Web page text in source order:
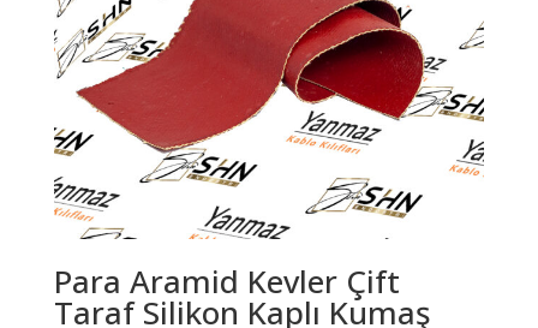
Para Aramid Kevler Çift
Taraf Silikon Kaplı Kumaş